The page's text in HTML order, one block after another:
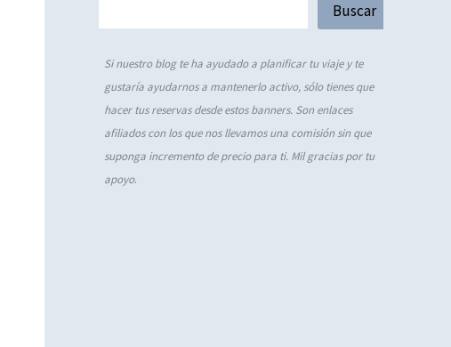
Buscar
Si nuestro blog te ha ayudado a planificar tu viaje y te
gustaría ayudarnos a mantenerlo activo, sólo tienes que
hacer tus reservas desde estos banners. Son enlaces
afiliados con los que nos llevamos una comisión sin que
suponga incremento de precio para ti. Mil gracias por tu
apoyo.